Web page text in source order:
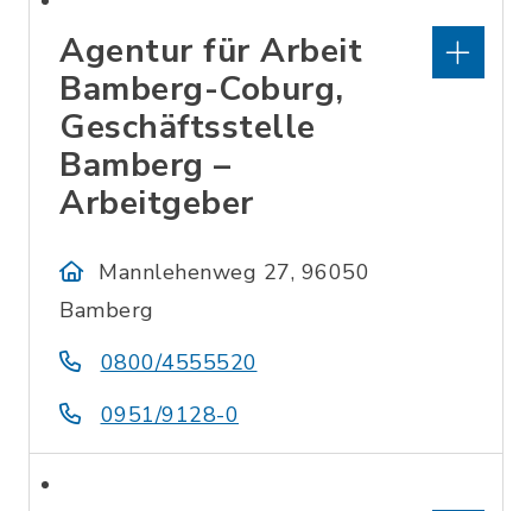
Agentur für Arbeit
Bamberg-Coburg,
Geschäftsstelle
Bamberg –
Arbeitgeber
Mannlehenweg 27, 96050
Bamberg
0800/4555520
0951/9128-0